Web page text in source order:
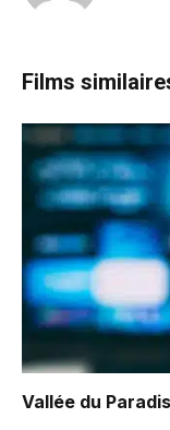
Films
Vallée du Paradis